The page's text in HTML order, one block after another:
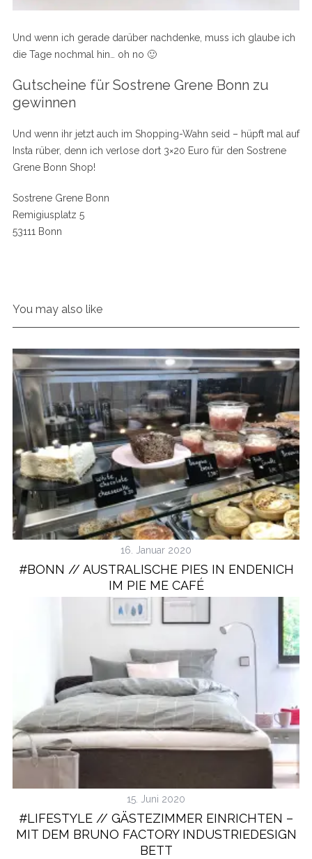
Und wenn ich gerade darüber nachdenke, muss ich glaube ich
die Tage nochmal hin… oh no 🙂
Gutscheine für Sostrene Grene Bonn zu
gewinnen
Und wenn ihr jetzt auch im Shopping-Wahn seid – hüpft mal auf
Insta rüber, denn ich verlose dort 3×20 Euro für den Sostrene
Grene Bonn Shop!
Sostrene Grene Bonn
Remigiusplatz 5
53111 Bonn
You may also like
16. Januar 2020
#BONN // AUSTRALISCHE PIES IN ENDENICH
IM PIE ME CAFÉ
15. Juni 2020
#LIFESTYLE // GÄSTEZIMMER EINRICHTEN –
MIT DEM BRUNO FACTORY INDUSTRIEDESIGN
BETT